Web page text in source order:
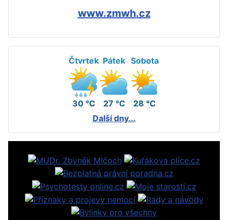
www.zmwh.cz
Čtvrtek
30 °C
Pátek
27 °C
Sobota
28 °C
Další dny...